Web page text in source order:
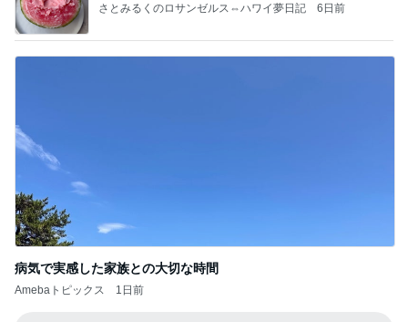
さとみるくのロサンゼルス⇔ハワイ夢日記 6日前
病気で実感した家族との大切な時間
Amebaトピックス 1日前